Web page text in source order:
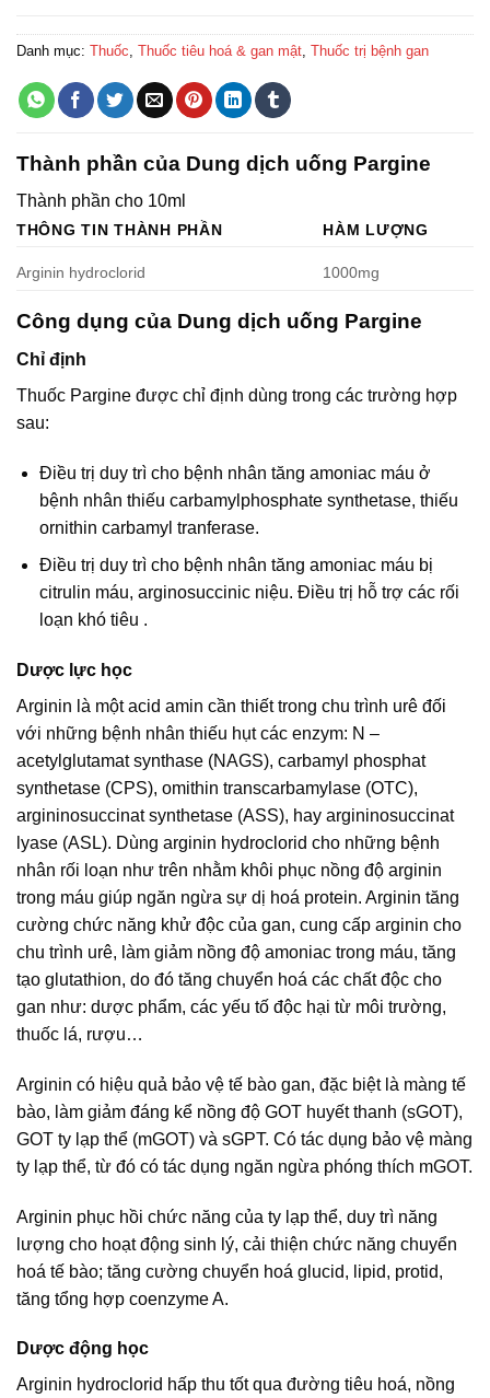
Danh mục: Thuốc Thuốc tiêu hoá & gan mật Thuốc trị bệnh gan
Thành phần của Dung dịch uống Pargine
Thành phần cho 10ml
THÔNG TIN THÀNH PHẦN HÀM LƯỢNG
Arginin hydroclorid 1000mg
Công dụng của Dung dịch uống Pargine
Chỉ định
Thuốc Pargine được chỉ định dùng trong các trường hợp
sau:
Điều trị duy trì cho bệnh nhân tăng amoniac máu ở
bệnh nhân thiếu carbamylphosphate synthetase, thiếu
ornithin carbamyl tranferase.
Điều trị duy trì cho bệnh nhân tăng amoniac máu bị
citrulin máu, arginosuccinic niệu. Điều trị hỗ trợ các rối
loạn khó tiêu .
Dược lực học
Arginin là một acid amin cần thiết trong chu trình urê đối
với những bệnh nhân thiếu hụt các enzym: N –
acetylglutamat synthase (NAGS), carbamyl phosphat
synthetase (CPS), omithin transcarbamylase (OTC),
argininosuccinat synthetase (ASS), hay argininosuccinat
lyase (ASL). Dùng arginin hydroclorid cho những bệnh
nhân rối loạn như trên nhằm khôi phục nồng độ arginin
trong máu giúp ngăn ngừa sự dị hoá protein. Arginin tăng
cường chức năng khử độc của gan, cung cấp arginin cho
chu trình urê, làm giảm nồng độ amoniac trong máu, tăng
tạo glutathion, do đó tăng chuyển hoá các chất độc cho
gan như: dược phẩm, các yếu tố độc hại từ môi trường,
thuốc lá, rượu…
Arginin có hiệu quả bảo vệ tế bào gan, đặc biệt là màng tế
bào, làm giảm đáng kể nồng độ GOT huyết thanh (sGOT),
GOT ty lạp thể (mGOT) và sGPT. Có tác dụng bảo vệ màng
ty lạp thể, từ đó có tác dụng ngăn ngừa phóng thích mGOT.
Arginin phục hồi chức năng của ty lạp thể, duy trì năng
lượng cho hoạt động sinh lý, cải thiện chức năng chuyển
hoá tế bào; tăng cường chuyển hoá glucid, lipid, protid,
tăng tổng hợp coenzyme A.
Dược động học
Arginin hydroclorid hấp thu tốt qua đường tiêu hoá, nồng